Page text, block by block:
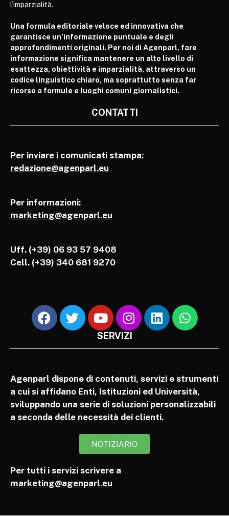
l’imparzialità.
Una formula editoriale veloce ed innovativa che
garantisce un’informazione puntuale e degli
approfondimenti originali. Per noi di Agenparl, fare
informazione significa mantenere un alto livello di
esattezza, obiettività e imparzialità, attraverso un
codice linguistico chiaro, ma soprattutto senza far
ricorso a formule e luoghi comuni giornalistici.
CONTATTI
Per inviare i comunicati stampa:
redazione@agenparl.eu
Per informazioni:
marketing@agenparl.eu
Uff. (+39) 06 93 57 9408
Cell. (+39) 340 681 9270
SERVIZI
Agenparl dispone di contenuti, servizi e strumenti
a cui si affidano Enti, Istituzioni ed Università,
sviluppando una serie di soluzioni personalizzabili
a seconda delle necessità dei clienti.
NOTIZIARIO
Per tutti i servizi scrivere a
marketing@agenparl.eu